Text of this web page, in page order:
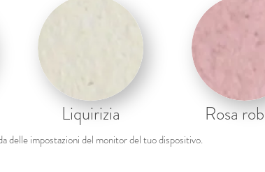
Liquirizia Rosa
delle impostazioni del monitor del tuo dispositivo.